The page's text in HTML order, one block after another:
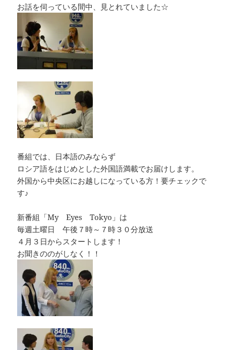
お話を伺っている間中、見とれていました☆
番組では、日本語のみならず
ロシア語をはじめとした外国語満載でお届けします。
外国から中央区にお越しになっている方！要チェックで
す♪
新番組「My Eyes Tokyo」は
毎週土曜日 午後７時～７時３０分放送
４月３日からスタートします！
お聞きののがしなく！！